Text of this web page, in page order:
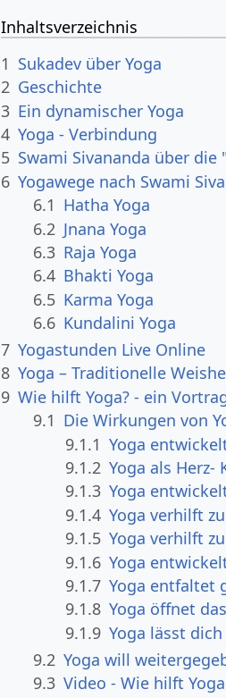
Inhaltsverzeichnis
1 Sukadev über Yoga
2 Geschichte
3 Ein dynamischer Yoga
4 Yoga - Verbindung
5 Swami Sivananda über die
6 Yogawege nach Swami
6.1 Hatha Yoga
6.2 Jnana Yoga
6.3 Raja Yoga
6.4 Bhakti Yoga
6.5 Karma Yoga
6.6 Kundalini Yoga
7 Yogastunden Live Online
8 Yoga – Traditionelle
9 Wie hilft Yoga? - ein
9.1 Die Wirkungen von
9.1.1 Yoga
9.1.2 Yoga als
9.1.3 Yoga
9.1.4 Yoga verhilft
9.1.5 Yoga verhilft
9.1.6 Yoga
9.1.7 Yoga entfaltet
9.1.8 Yoga öffnet
9.1.9 Yoga lässt
9.2 Yoga will
9.3 Video - Wie hilft Yoga